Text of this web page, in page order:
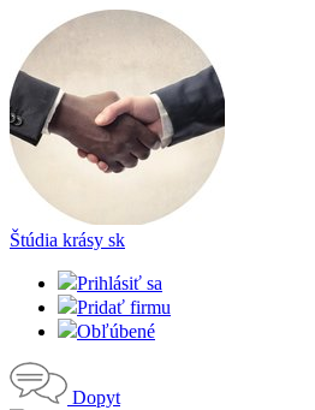
Štúdia krásy sk
Prihlásiť sa
Pridať firmu
Obľúbené
Dopyt